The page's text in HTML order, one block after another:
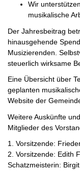
Wir
musikalische
Der Jahresbeitrag
hinausgehende
Musizierenden.
steuerlich wirksame
Eine Übersicht über
geplanten
Website der
Weitere Auskünfte
Mitglieder des
1. Vorsitzende:
2. Vorsitzende: Edith
Schatzmeisterin: